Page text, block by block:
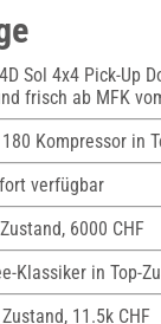
Sol 4x4 Pick-
frisch ab MFK
Kompressor in
verfügbar
6000 CHF
Klassiker in Top-
Zustand, 11.5k CHF